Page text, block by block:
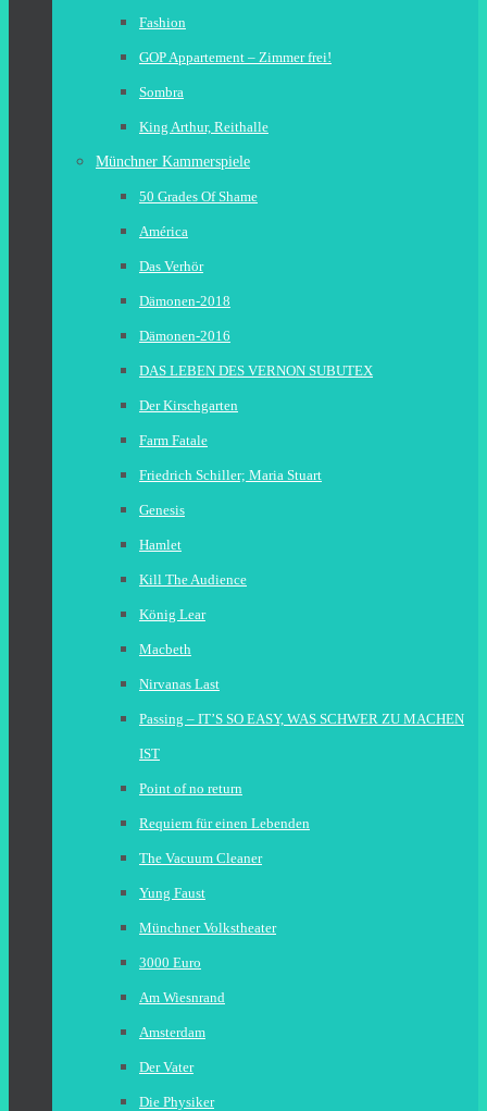
Fashion
GOP Appartement – Zimmer frei!
Sombra
King Arthur, Reithalle
Münchner Kammerspiele
50 Grades Of Shame
América
Das Verhör
Dämonen-2018
Dämonen-2016
DAS LEBEN DES VERNON SUBUTEX
Der Kirschgarten
Farm Fatale
Friedrich Schiller; Maria Stuart
Genesis
Hamlet
Kill The Audience
König Lear
Macbeth
Nirvanas Last
Passing – IT’S SO EASY, WAS SCHWER ZU MACHEN
IST
Point of no return
Requiem für einen Lebenden
The Vacuum Cleaner
Yung Faust
Münchner Volkstheater
3000 Euro
Am Wiesnrand
Amsterdam
Der Vater
Die Physiker